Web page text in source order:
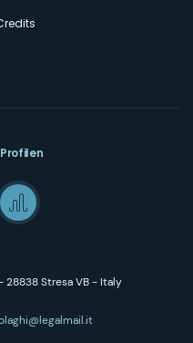
28838 Stresa VB - Italy